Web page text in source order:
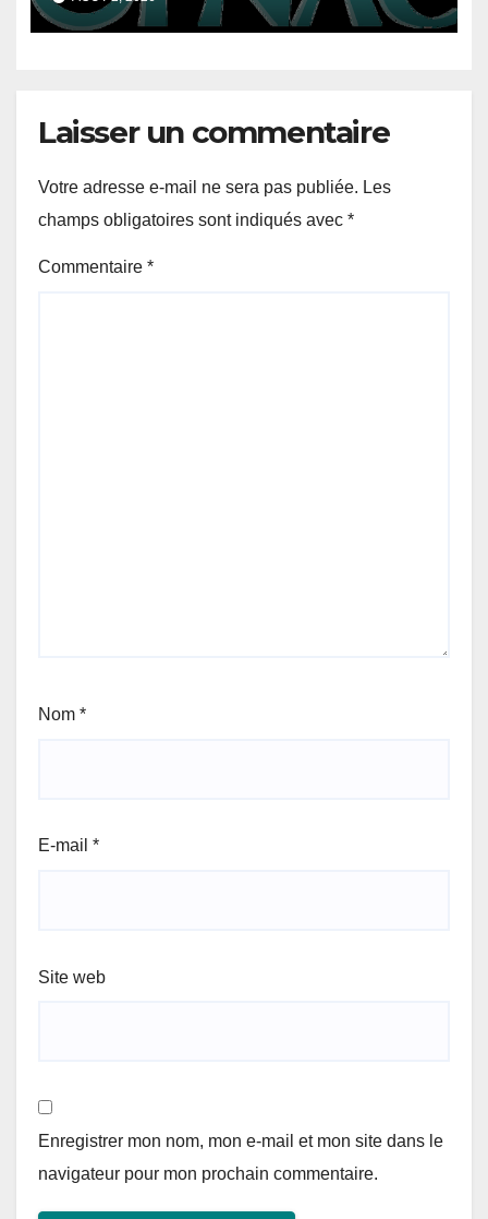
sanctions
Laisser un commentaire
Votre adresse e-mail ne sera pas publiée. Les
champs obligatoires sont indiqués avec *
Commentaire *
Nom *
E-mail *
Site web
Enregistrer mon nom, mon e-mail et mon site dans le
navigateur pour mon prochain commentaire.